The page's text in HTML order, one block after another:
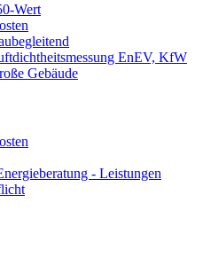
Wert
EnEV, KfW
Gebäude
- Leistungen